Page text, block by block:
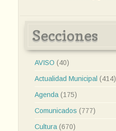
Secciones
AVISO (40)
Actualidad Municipal (414)
Agenda (175)
Comunicados (777)
Cultura (670)